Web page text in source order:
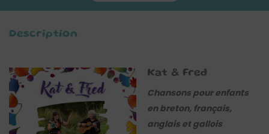
Description
Kat & Fred
Chansons pour enfants
en breton, français,
anglais et gallois